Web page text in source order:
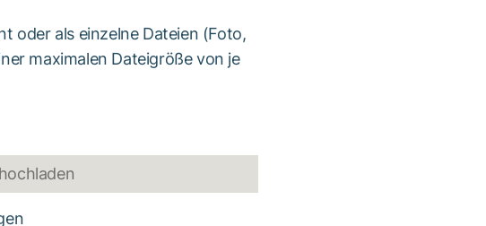
oder als einzelne Dateien (Foto,
maximalen Dateigröße von je